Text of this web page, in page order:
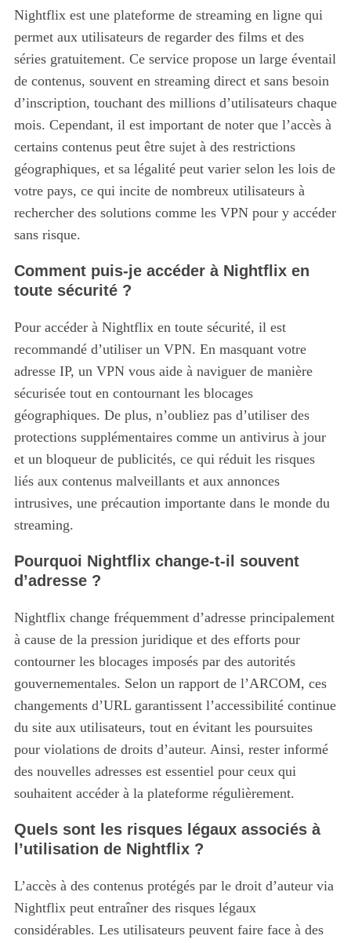
Nightflix est une plateforme de streaming en ligne qui
permet aux utilisateurs de regarder des films et des
séries gratuitement. Ce service propose un large éventail
de contenus, souvent en streaming direct et sans besoin
d’inscription, touchant des millions d’utilisateurs chaque
mois. Cependant, il est important de noter que l’accès à
certains contenus peut être sujet à des restrictions
géographiques, et sa légalité peut varier selon les lois de
votre pays, ce qui incite de nombreux utilisateurs à
rechercher des solutions comme les VPN pour y accéder
sans risque.
Comment puis-je accéder à Nightflix en
toute sécurité ?
Pour accéder à Nightflix en toute sécurité, il est
recommandé d’utiliser un VPN. En masquant votre
adresse IP, un VPN vous aide à naviguer de manière
sécurisée tout en contournant les blocages
géographiques. De plus, n’oubliez pas d’utiliser des
protections supplémentaires comme un antivirus à jour
et un bloqueur de publicités, ce qui réduit les risques
liés aux contenus malveillants et aux annonces
intrusives, une précaution importante dans le monde du
streaming.
Pourquoi Nightflix change-t-il souvent
d’adresse ?
Nightflix change fréquemment d’adresse principalement
à cause de la pression juridique et des efforts pour
contourner les blocages imposés par des autorités
gouvernementales. Selon un rapport de l’ARCOM, ces
changements d’URL garantissent l’accessibilité continue
du site aux utilisateurs, tout en évitant les poursuites
pour violations de droits d’auteur. Ainsi, rester informé
des nouvelles adresses est essentiel pour ceux qui
souhaitent accéder à la plateforme régulièrement.
Quels sont les risques légaux associés à
l’utilisation de Nightflix ?
L’accès à des contenus protégés par le droit d’auteur via
Nightflix peut entraîner des risques légaux
considérables. Les utilisateurs peuvent faire face à des